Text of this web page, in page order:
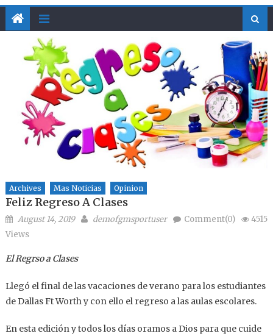
Archives Mas Noticias Opinion
Feliz Regreso A Clases
Posted on
August 14, 2019 Author
demofgmsportuser Comment(0)
4515
Views
El Regrso a Clases
Llegó el final de las vacaciones de verano para los estudiantes
de Dallas Ft Worth y con ello el regreso a las aulas escolares.
En esta edición y todos los días oramos a Dios para que cuide